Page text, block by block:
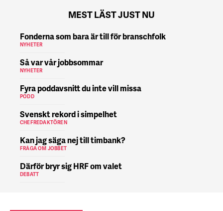
MEST LÄST JUST NU
Fonderna som bara är till för branschfolk
NYHETER
Så var vår jobbsommar
NYHETER
Fyra poddavsnitt du inte vill missa
PODD
Svenskt rekord i simpelhet
CHEFREDAKTÖREN
Kan jag säga nej till timbank?
FRÅGA OM JOBBET
Därför bryr sig HRF om valet
DEBATT